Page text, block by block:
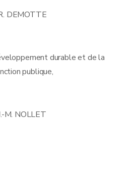
DEMOTTE
durable et de la
publique,
M. NOLLET